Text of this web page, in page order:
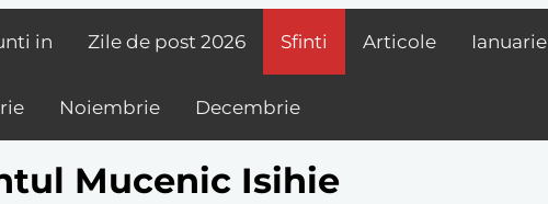
in Zile de post 2026 Sfinti Articole Ianuarie
Noiembrie Decembrie
Mucenic Isihie